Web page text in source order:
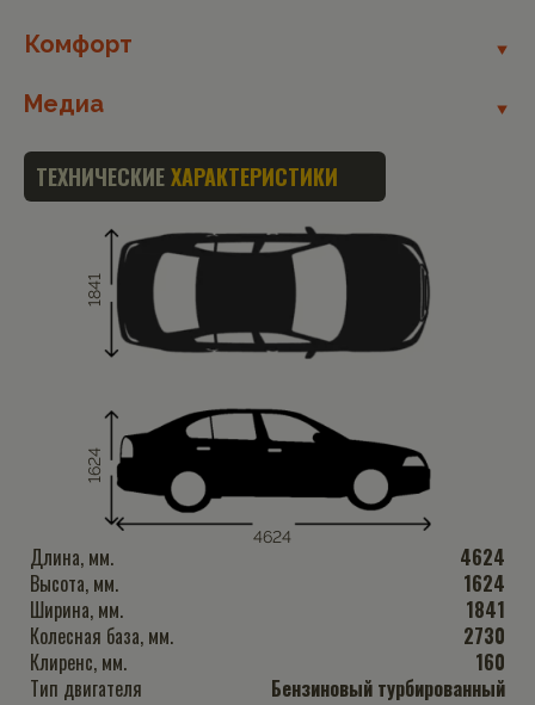
Комфорт
Медиа
ТЕХНИЧЕСКИЕХАРАКТЕРИСТИКИ
4624
1624
1841
Длина, мм.
4624
Высота, мм.
1624
Ширина, мм.
1841
Колесная база, мм.
2730
Клиренс, мм.
160
Тип двигателя
Бензиновый турбированный